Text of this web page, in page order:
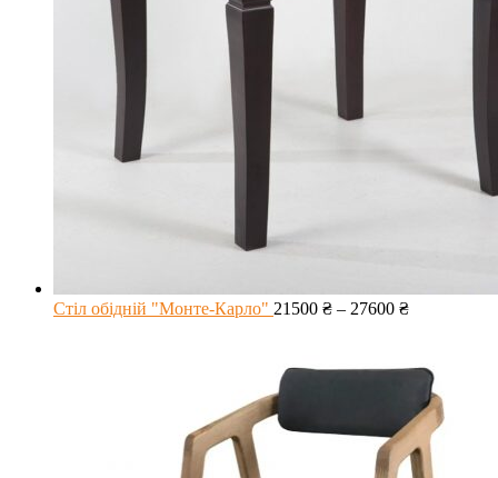
Стіл обідній "Монте-Карло" 21500 ₴ – 27600 ₴